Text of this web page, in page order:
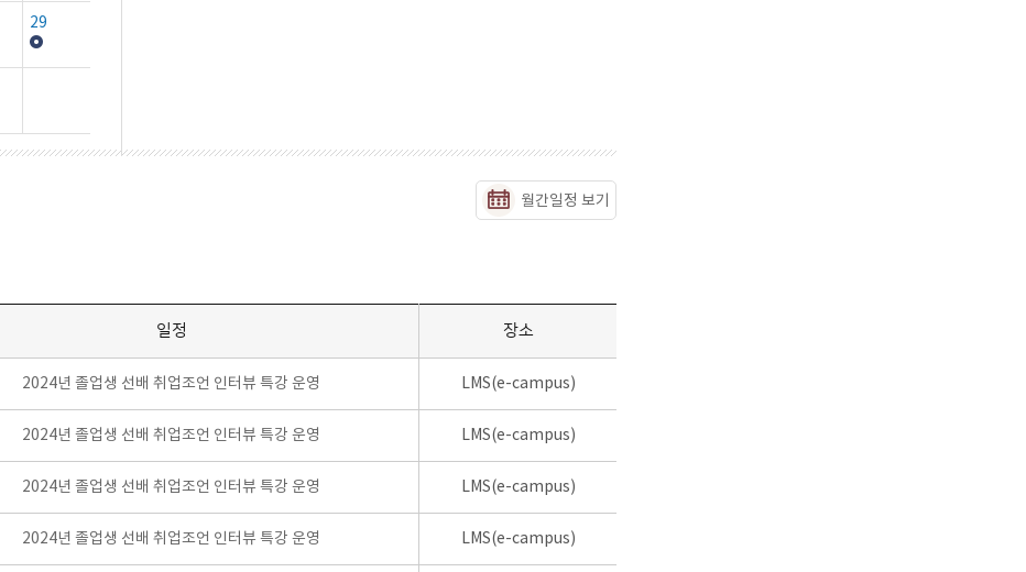
29
월간일정 보기
일정 장소
2024년 졸업생 선배 취업조언 인터뷰 특강 운영 LMS(e-campus)
2024년 졸업생 선배 취업조언 인터뷰 특강 운영 LMS(e-campus)
2024년 졸업생 선배 취업조언 인터뷰 특강 운영 LMS(e-campus)
2024년 졸업생 선배 취업조언 인터뷰 특강 운영 LMS(e-campus)